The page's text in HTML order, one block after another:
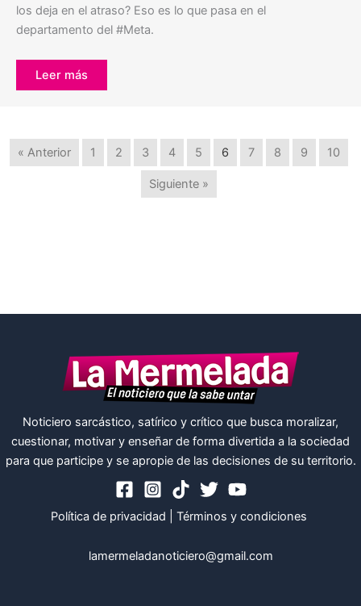
los deja en el atraso? Eso es lo que pasa en el
departamento del #Meta.
Leer más
« Anterior 1 2 3 4 5 6 7 8 9 10
Siguiente »
Noticiero sarcástico, satírico y crítico que busca moralizar,
cuestionar, motivar y enseñar de forma divertida a la sociedad
para que participe y se apropie de las decisiones de su territorio.
Política de privacidad Términos y condiciones
lamermeladanoticiero@gmail.com